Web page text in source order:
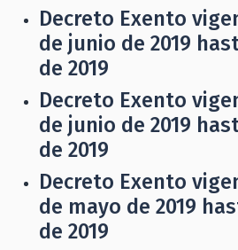
Decreto Exento
de junio de 2019
de 2019
Decreto Exento
de junio de 2019
de 2019
Decreto Exento
de mayo de 2019
de 2019